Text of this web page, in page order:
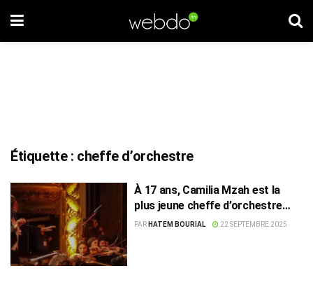
Étiquette : cheffe d’orchestre
À 17 ans, Camilia Mzah est la
plus jeune cheffe d’orchestre
tunisienne
PAR HATEM BOURIAL 22 SEPTEMBRE 2025